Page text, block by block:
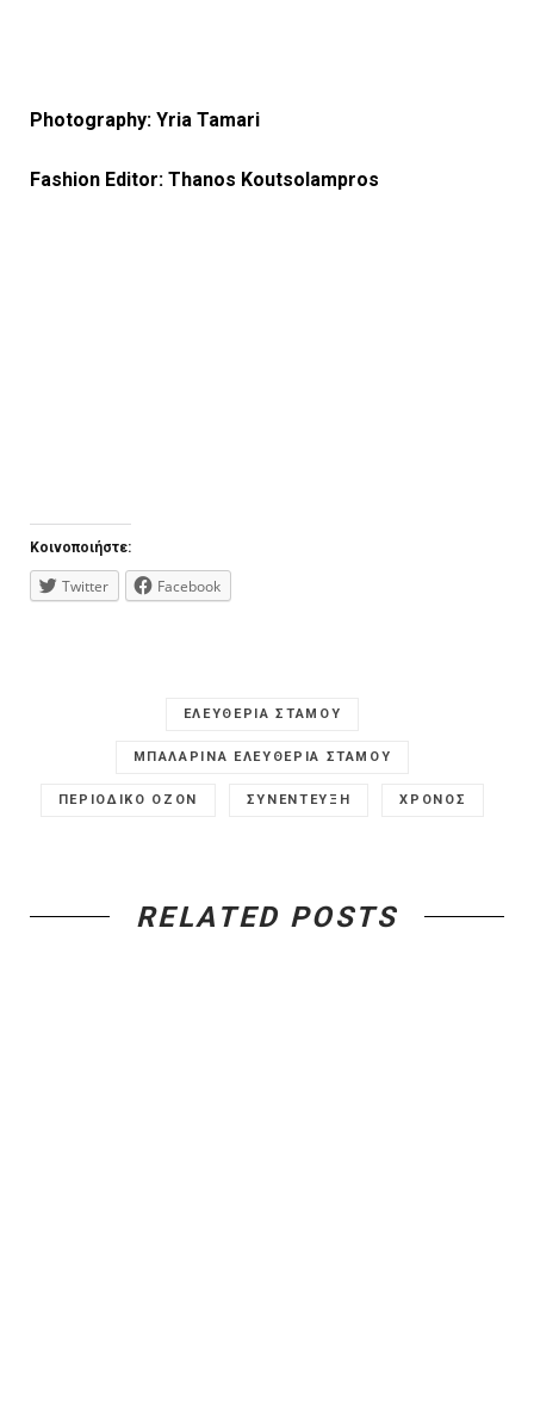
Photography: Yria Tamari
Fashion Editor: Thanos Koutsolampros
Κοινοποιήστε:
Twitter Facebook
ΕΛΕΥΘΕΡΙΑ ΣΤΑΜΟΥ
ΜΠΑΛΑΡΙΝΑ ΕΛΕΥΘΕΡΙΑ ΣΤΑΜΟΥ
ΠΕΡΙΟΔΙΚΟ ΟΖΟΝ ΣΥΝΕΝΤΕΥΞΗ ΧΡΟΝΟΣ
RELATED POSTS